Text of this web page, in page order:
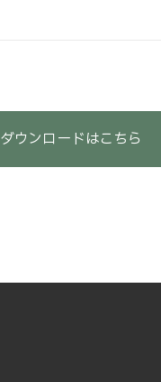
ダウンロードはこちら